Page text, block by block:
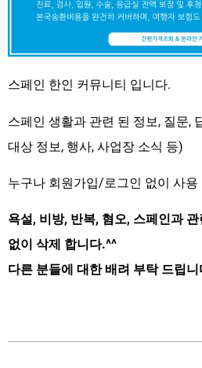
스페인 한인 커뮤니티 입니다.
스페인 생활과 관련 된 정보, 질문,
대상 정보, 행사, 사업장 소식 등)
누구나 회원가입/로그인 없이 사용
욕설, 비방, 반복, 혐오, 스페인과
없이 삭제 합니다.^^
다른 분들에 대한 배려 부탁 드립니